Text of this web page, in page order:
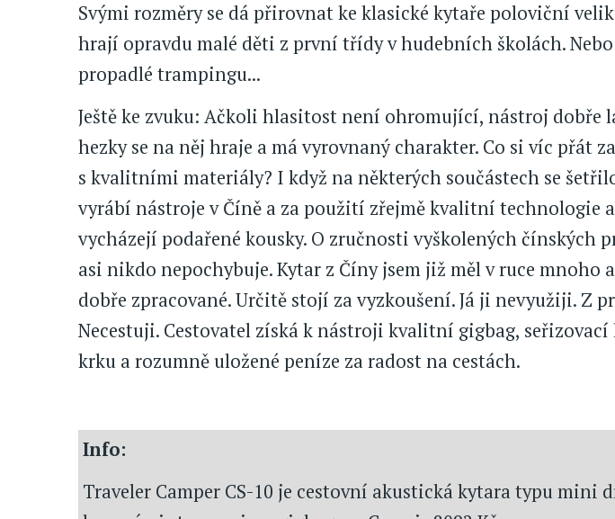
Svými rozměry se dá přirovnat ke klasické kytaře poloviční
hrají opravdu malé děti z první třídy v hudebních školách.
propadlé trampingu...
Ještě ke zvuku: Ačkoli hlasitost není ohromující, nástroj dobře
hezky se na něj hraje a má vyrovnaný charakter. Co si víc přát
s kvalitními materiály? I když na některých součástech se
vyrábí nástroje v Číně a za použití zřejmě kvalitní technologie
vycházejí podařené kousky. O zručnosti vyškolených čínských
asi nikdo nepochybuje. Kytar z Číny jsem již měl v ruce mnoho
dobře zpracované. Určitě stojí za vyzkoušení. Já ji nevyužiji. Z
Necestuji. Cestovatel získá k nástroji kvalitní gigbag,
krku a rozumně uložené peníze za radost na cestách.
Info:
Traveler Camper CS-10 je cestovní akustická kytara typu mini